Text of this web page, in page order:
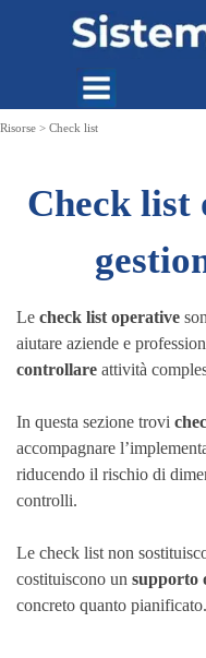
Risorse > Check list
Check list
Le check list operative
aiutare aziende e
controllare attività
In questa sezione trovi
accompagnare
riducendo il rischio di
controlli.
Le check list non
costituiscono un supporto
concreto quanto pianificato.